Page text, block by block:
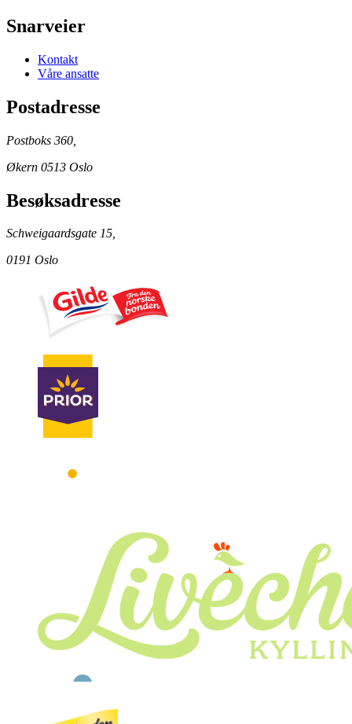
Snarveier
Kontakt
Våre ansatte
Postadresse
Postboks 360,
Økern 0513 Oslo
Besøksadresse
Schweigaardsgate 15,
0191 Oslo